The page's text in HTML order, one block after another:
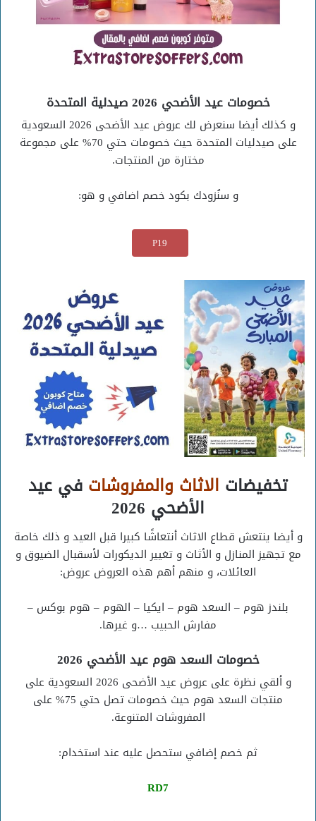
خصومات عيد الأضحي 2026 صيدلية المتحدة
و كذلك أيضا سنعرض لك عروض عيد الأضحى 2026 السعودية
على صيدليات المتحدة حيث خصومات حتي 70% على مجموعة
مختارة من المنتجات.
و سنُزودك بكود خصم اضافي و هو:
P19
تخفيضات الاثاث والمفروشات في عيد
الأضحي 2026
و أيضا ينتعش قطاع الاثاث أنتعاشًا كبيرا قبل العيد و ذلك خاصة
مع تجهيز المنازل و الأثاث و تغيير الديكورات لأسقبال الضيوق و
العائلات، و منهم أهم هذه العروض عروض:
بلندز هوم – السعد هوم – ايكيا – الهوم – هوم بوكس –
مفارش الحبيب …و غيرها.
خصومات السعد هوم عيد الأضحي 2026
و ألقي نظرة على عروض عيد الأضحى 2026 السعودية على
منتجات السعد هوم حيث خصومات تصل حتي 75% على
المفروشات المتنوعة.
ثم خصم إضافي ستحصل عليه عند استخدام:
RD7